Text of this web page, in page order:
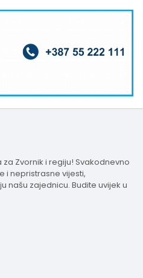
Zvornik i regiju! Svakodnevno
i nepristrasne vijesti,
našu zajednicu. Budite uvijek u